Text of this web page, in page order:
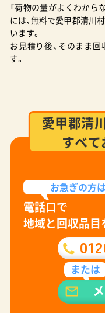
「荷物の量がよくわから
には、無料で愛甲郡清川
います。
お見積り後、そのまま
す。
愛甲郡清
すべて
お急ぎの方
電話口で
地域と回収品
または